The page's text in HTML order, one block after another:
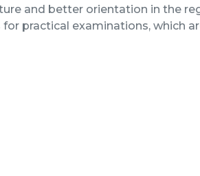
and better orientation in the
practical examinations, which